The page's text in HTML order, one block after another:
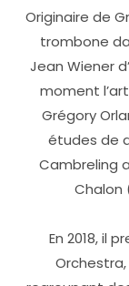
Originaire de
trombone
Jean Wiener
moment
Grégory
études de
Cambreling
Chalon
En 2018, il